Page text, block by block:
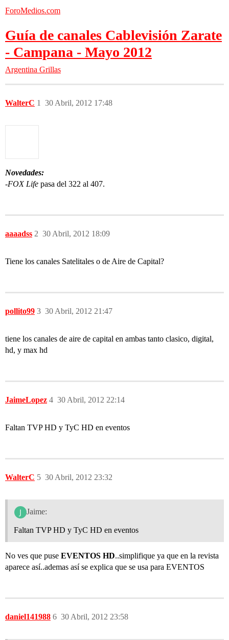
ForoMedios.com
Guía de canales Cablevisión Zarate
- Campana - Mayo 2012
Argentina Grillas
WalterC 30 Abril, 2012 17:48
1
Novedades:
-FOX Life pasa del 322 al 407.
aaaadss 30 Abril, 2012 18:09
2
Tiene los canales Satelitales o de Aire de Capital?
pollito99 30 Abril, 2012 21:47
3
tiene los canales de aire de capital en ambas tanto clasico, digital,
hd, y max hd
JaimeLopez 30 Abril, 2012 22:14
4
Faltan TVP HD y TyC HD en eventos
WalterC 30 Abril, 2012 23:32
5
Jaime:
Faltan TVP HD y TyC HD en eventos
No ves que puse EVENTOS HD..simplifique ya que en la revista
aparece así..ademas así se explica que se usa para EVENTOS
daniel141988 30 Abril, 2012 23:58
6